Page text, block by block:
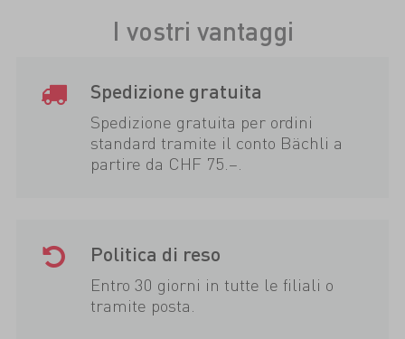
I vostri vantaggi
Spedizione gratuita
Spedizione gratuita per ordini
standard tramite il conto Bächli a
partire da CHF 75.–.
Politica di reso
Entro 30 giorni in tutte le filiali o
tramite posta.